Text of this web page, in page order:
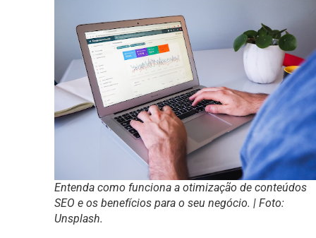
Entenda como funciona a otimização de conteúdos
SEO e os benefícios para o seu negócio. | Foto:
Unsplash.